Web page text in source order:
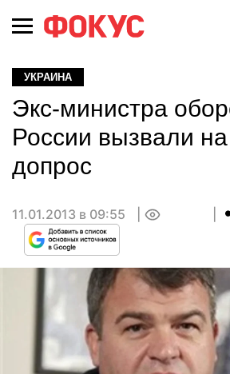
УКРАИНА
Экс-министра
России вызвали
допрос
11.01.2013 в 09:55